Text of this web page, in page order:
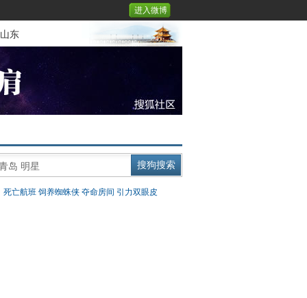
进入微博
山东
死亡航班 饲养蜘蛛侠 夺命房间 引力双眼皮